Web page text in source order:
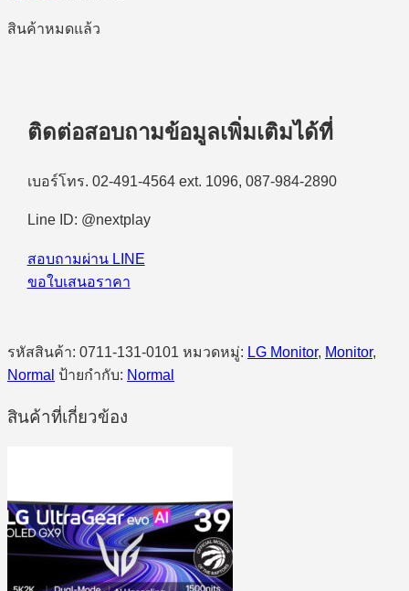
สินค้าหมดแล้ว
ติดต่อสอบถามข้อมูลเพิ่มเติมได้ที่
เบอร์โทร. 02-491-4564 ext. 1096, 087-984-2890
Line ID: @nextplay
สอบถามผ่าน LINE
ขอใบเสนอราคา
รหัสสินค้า: 0711-131-0101 หมวดหมู่: LG Monitor, Monitor,
Normal ป้ายกำกับ: Normal
สินค้าที่เกี่ยวข้อง